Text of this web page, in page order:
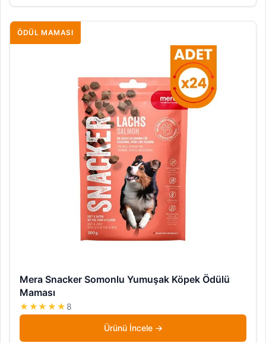
ÖDÜL MAMASI
Mera Snacker Somonlu Yumuşak Köpek Ödülü
Maması
★★★★★ 8
Ürünü İncele